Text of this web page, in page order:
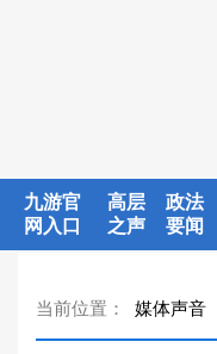
九游官
网入口
高层
之声
政法
要闻
当前位置： 媒体声音